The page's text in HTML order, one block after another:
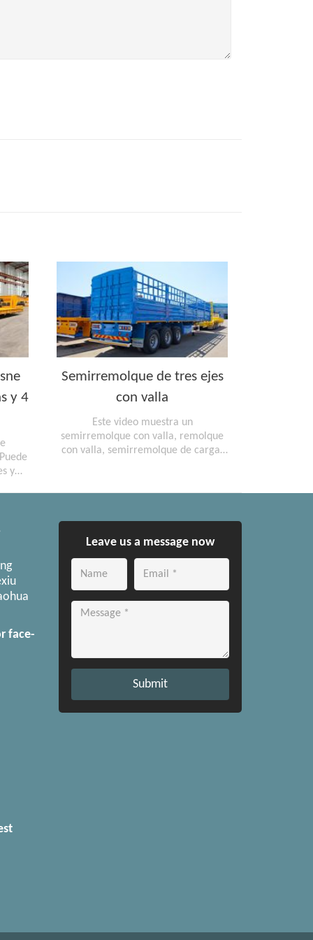
y 4
y
Semirremolque de tres ejes
con valla
Este video muestra un
semirremolque con valla, remolque
con valla, semirremolque de carga,
face-
Leave us a message now
Submit